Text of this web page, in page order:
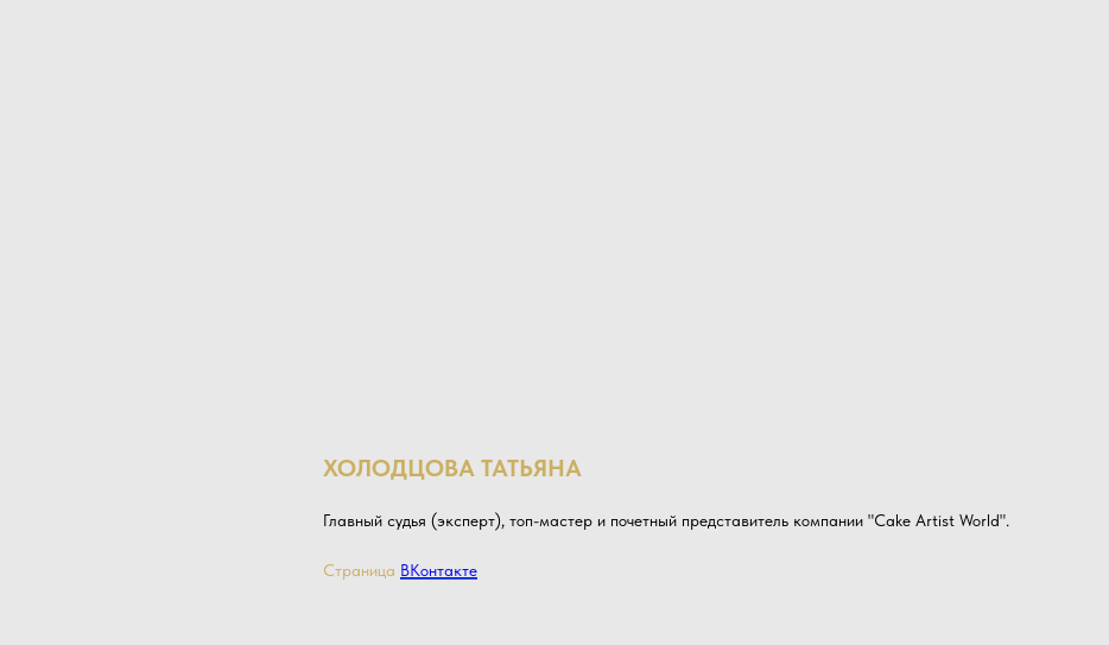
ХОЛОДЦОВА ТАТЬЯНА
Главный судья (эксперт), топ-мастер и почетный представитель компании "Cake Artist World".
Страница ВКонтакте